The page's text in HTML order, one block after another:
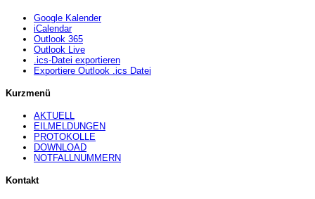
Google Kalender
iCalendar
Outlook 365
Outlook Live
.ics-Datei exportieren
Exportiere Outlook .ics Datei
Kurzmenü
AKTUELL
EILMELDUNGEN
PROTOKOLLE
DOWNLOAD
NOTFALLNUMMERN
Kontakt